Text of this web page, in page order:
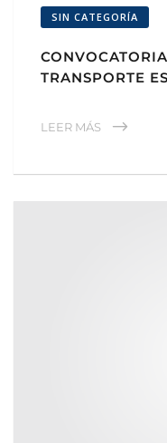
SIN CATEGORÍA
TRANSPORTE
LEER MÁS